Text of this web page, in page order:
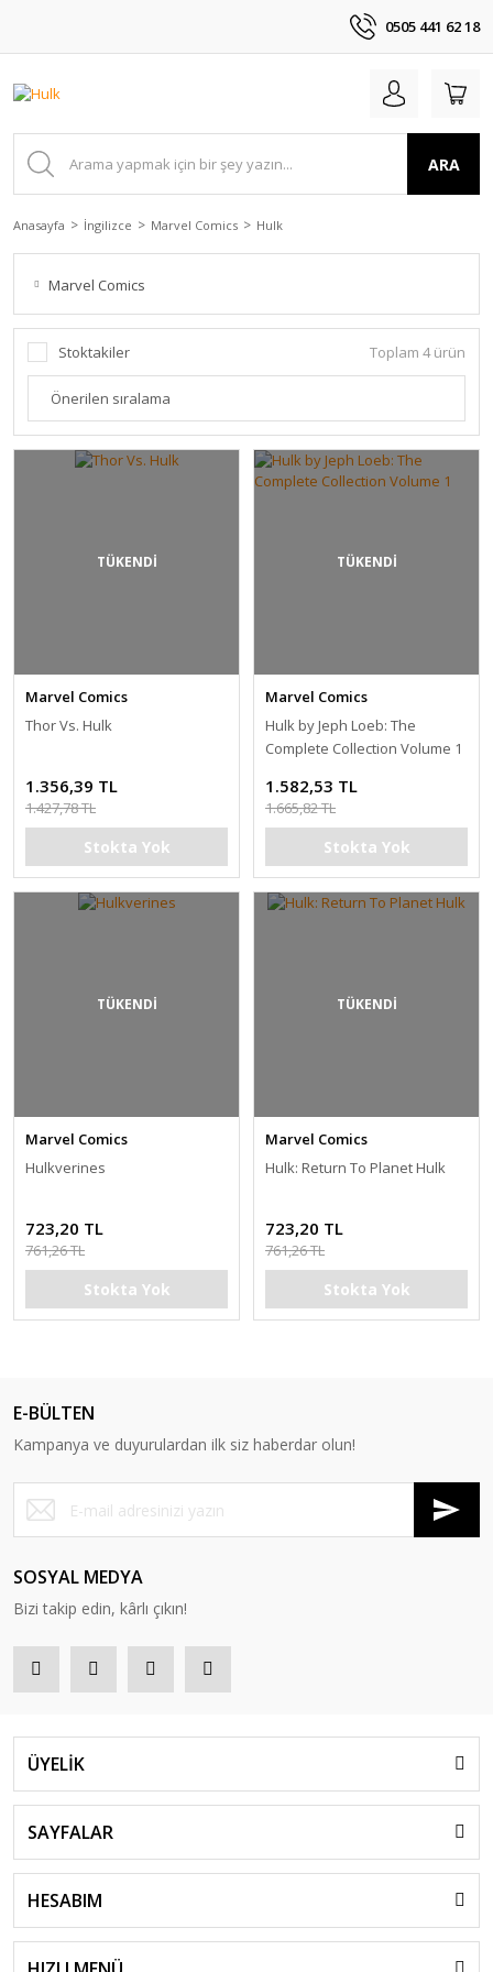
0505 441 62 18
ARA
Anasayfa İngilizce Marvel Comics Hulk
Marvel Comics
Stoktakiler Toplam 4 ürün
TÜKENDİ
Marvel Comics
Thor Vs. Hulk
1.356,39 TL
1.427,78 TL
Stokta Yok
TÜKENDİ
Marvel Comics
Hulk by Jeph Loeb: The
Complete Collection Volume 1
1.582,53 TL
1.665,82 TL
Stokta Yok
TÜKENDİ
Marvel Comics
Hulkverines
723,20 TL
761,26 TL
Stokta Yok
TÜKENDİ
Marvel Comics
Hulk: Return To Planet Hulk
723,20 TL
761,26 TL
Stokta Yok
E-BÜLTEN
Kampanya ve duyurulardan ilk siz haberdar olun!
SOSYAL MEDYA
Bizi takip edin, kârlı çıkın!
ÜYELİK
SAYFALAR
HESABIM